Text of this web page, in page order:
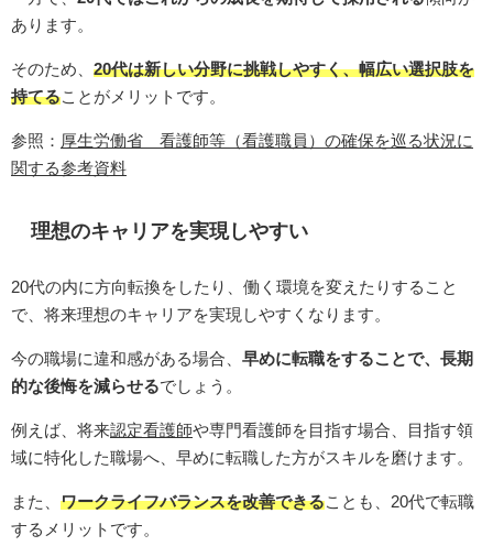
あります。
そのため、 20代は新しい分野に挑戦しやすく、幅広い選択肢を
持てる ことがメリットです。
参照： 厚生労働省 看護師等（看護職員）の確保を巡る状況に
関する参考資料
理想のキャリアを実現しやすい
20代の内に方向転換をしたり、働く環境を変えたりすること
で、将来理想のキャリアを実現しやすくなります。
今の職場に違和感がある場合、 早めに転職をすることで、長期
的な後悔を減らせるでしょう。
例えば、将来認定看護師や専門看護師を目指す場合、目指す領
域に特化した職場へ、早めに転職した方がスキルを磨けます。
また、 ワークライフバランスを改善できる ことも、20代で転職
するメリットです。